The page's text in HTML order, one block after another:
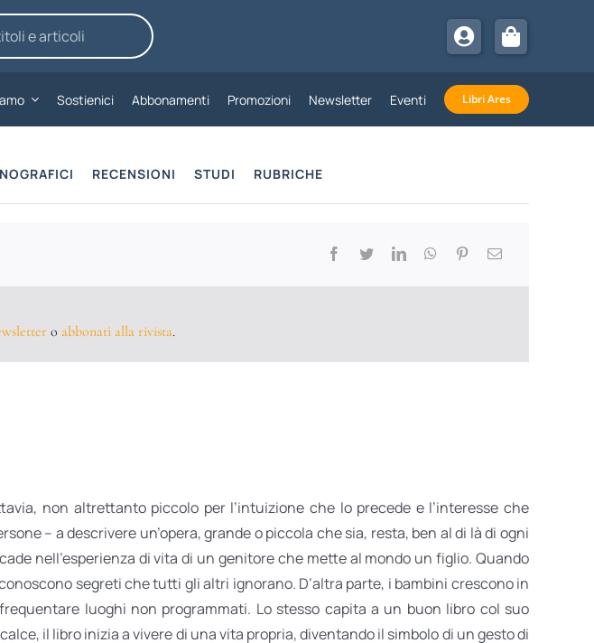
Sostienici Abbonamenti Promozioni Newsletter Eventi Libri Ares
RECENSIONI STUDI RUBRICHE
o abbonati alla rivista.
non altrettanto piccolo per l’intuizione che lo precede e l’interesse che
– a descrivere un’opera, grande o piccola che sia, resta, ben al di là di ogni
nell’esperienza di vita di un genitore che mette al mondo un figlio. Quando
segreti che tutti gli altri ignorano. D’altra parte, i bambini crescono in
luoghi non programmati. Lo stesso capita a un buon libro col suo
il libro inizia a vivere di una vita propria, diventando il simbolo di un gesto di